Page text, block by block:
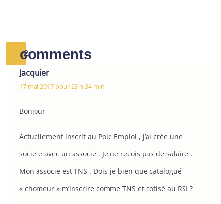
2
comments
Jacquier
17 mai 2017 pour 23 h 34 min
Bonjour
Actuellement inscrit au Pole Emploi , j’ai crée une
societe avec un associe . Je ne recois pas de salaire .
Mon associe est TNS . Dois-je bien que catalogué
« chomeur » m’inscrire comme TNS et cotisé au RSI ?